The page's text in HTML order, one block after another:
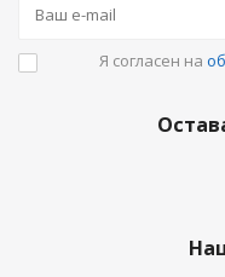
Я согласен на